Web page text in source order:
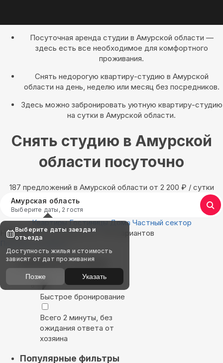
Посуточная аренда студии в Амурской области —
здесь есть все необходимое для комфортного
проживания.
Снять недорогую квартиру-студию в Амурской
области на день, неделю или месяц без посредников.
Здесь можно забронировать уютную квартиру-студию
на сутки в Амурской области.
Снять студию в Амурской
области посуточно
187 предложений в Амурской области oт 2 200 ₽ / сутки
Амурская область
Выберите даты, 2 гостя
Квартиры Гостиницы Дома Частный сектор
Найдём, где остановиться : 187 вариантов
Показать на карте
Выбирайте лучшее
Быстрое бронирование
Всего 2 минуты, без
ожидания ответа от
хозяина
Популярные фильтры
Выберите даты заезда и
отъезда
Доступность жилья и стоимость
зависят от дат проживания
Позже Указать